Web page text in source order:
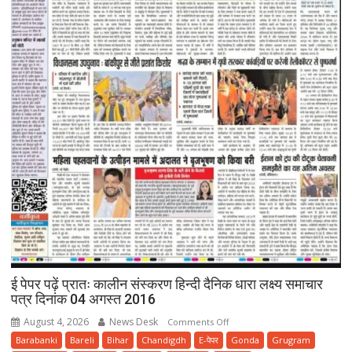
ई पेपर पढ़ें प्रातः कालीन संस्करण हिन्दी दैनिक धारा लक्ष्य समाचार
पत्र दिनांक 04 अगस्त 2016
August 4, 2026 News Desk Comments Offon
ई
Barabanki Bareli Bihar Chandigdh E-पेपर Gonda
Grugram